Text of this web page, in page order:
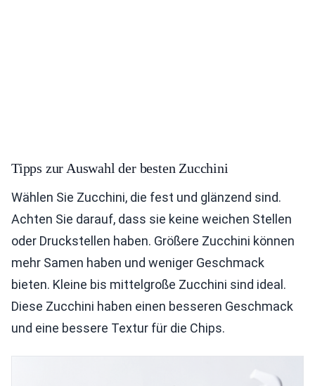
Tipps zur Auswahl der besten Zucchini
Wählen Sie Zucchini, die fest und glänzend sind.
Achten Sie darauf, dass sie keine weichen Stellen
oder Druckstellen haben. Größere Zucchini können
mehr Samen haben und weniger Geschmack
bieten. Kleine bis mittelgroße Zucchini sind ideal.
Diese Zucchini haben einen besseren Geschmack
und eine bessere Textur für die Chips.